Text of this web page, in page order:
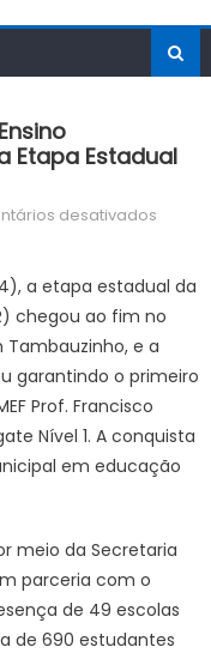
Etapa Estadual
desativadosem
Rede
de
Ensino
lugar
OBR
a etapa estadual da
chegou ao fim no
Tambauzinho, e a
garantindo o primeiro
Prof. Francisco
Nível 1. A conquista
em educação
meio da Secretaria
parceria com o
de 49 escolas
de 690 estudantes